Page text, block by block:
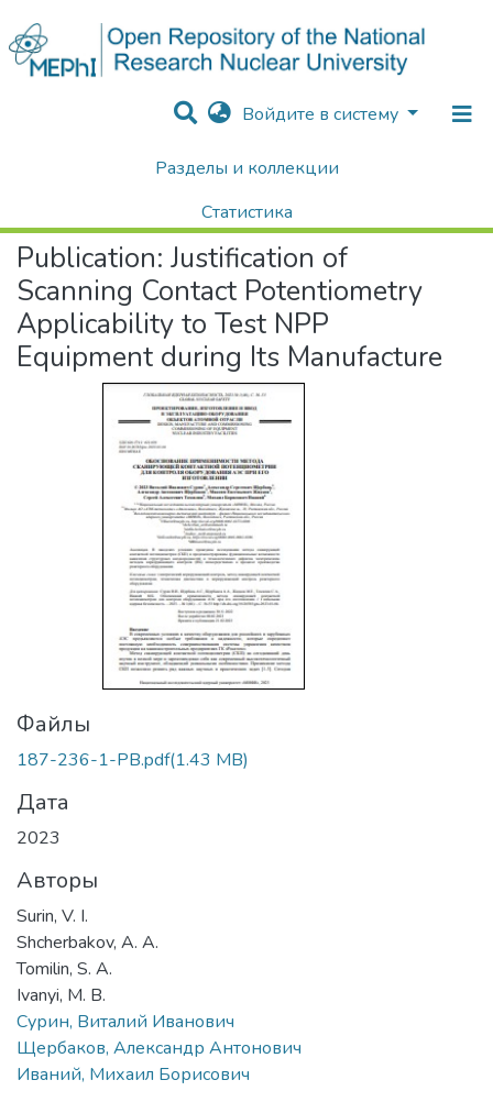
Войдите в систему
Разделы и коллекции
Статистика
Поиск
Научные публикации / Препринты
Publication: Justification of
Scanning Contact Potentiometry
Applicability to Test NPP
Equipment during Its Manufacture
Файлы
187-236-1-PB.pdf(1.43 MB)
Дата
2023
Авторы
Surin, V. I.
Shcherbakov, A. A.
Tomilin, S. A.
Ivanyi, M. B.
Сурин, Виталий Иванович
Щербаков, Александр Антонович
Иваний, Михаил Борисович